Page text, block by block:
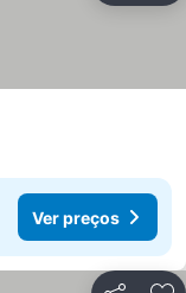
Ver preços